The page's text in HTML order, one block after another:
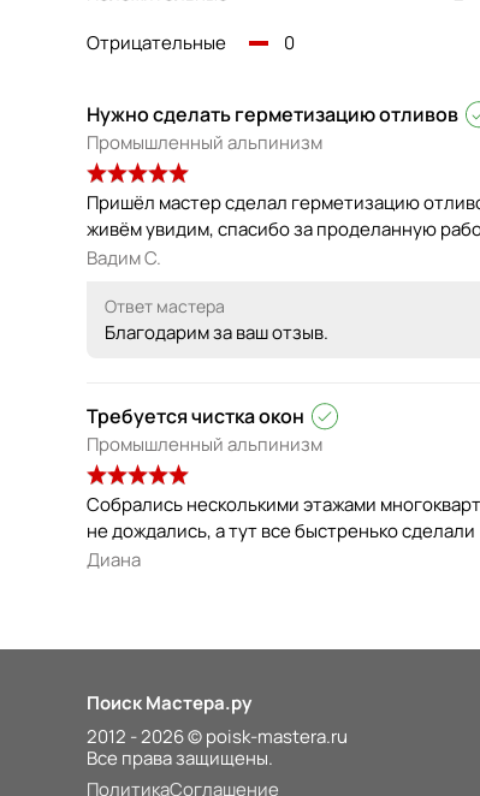
Отрицательные
0
Нужно сделать герметизацию отливов
Промышленный альпинизм
Пришёл мастер сделал герметизацию
живём увидим, спасибо за проделанную
Вадим С.
Ответ мастера
Благодарим за ваш отзыв.
Требуется чистка окон
Промышленный альпинизм
Собрались несколькими этажами
не дождались, а тут все быстренько сделали
Диана
Поиск Мастера.ру
2012 - 2026 © poisk-mastera.ru
Все права защищены.
ПолитикаСоглашение